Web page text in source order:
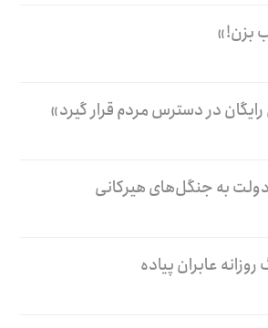
بزن!»
در دسترس مردم قرار گیرد»
به جنگل‌های هیرکانی
عابران پیاده